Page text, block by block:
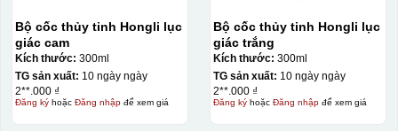
tương đối cao.
Kiểu hộp:
Hộp diêm quai xách lót lụa
Bộ cốc thủy tinh Hongli lục
giác cam
Kích thước: 300ml
TG sản xuất: 10 ngày ngày
2**.000 ₫
Đăng kýhoặc Đăng nhậpđể xem giá
Bộ cốc thủy tinh Hongli lục
giác trắng
Kích thước: 300ml
TG sản xuất: 10 ngày ngày
2**.000 ₫
Đăng kýhoặc Đăng nhậpđể xem giá